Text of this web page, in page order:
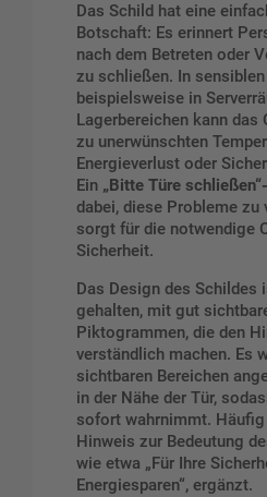
Das Schild hat eine
Botschaft: Es erinnert
nach dem Betreten oder
zu schließen. In
beispielsweise in
Lagerbereichen kann das
zu unerwünschten
Energieverlust oder
Ein „Bitte Türe
dabei, diese Probleme zu
sorgt für die notwendige
Sicherheit.
Das Design des Schildes
gehalten, mit gut
Piktogrammen, die den
verständlich machen. Es
sichtbaren Bereichen
in der Nähe der Tür,
sofort wahrnimmt.
Hinweis zur Bedeutung
wie etwa „Für Ihre
Energiesparen“, ergänzt.